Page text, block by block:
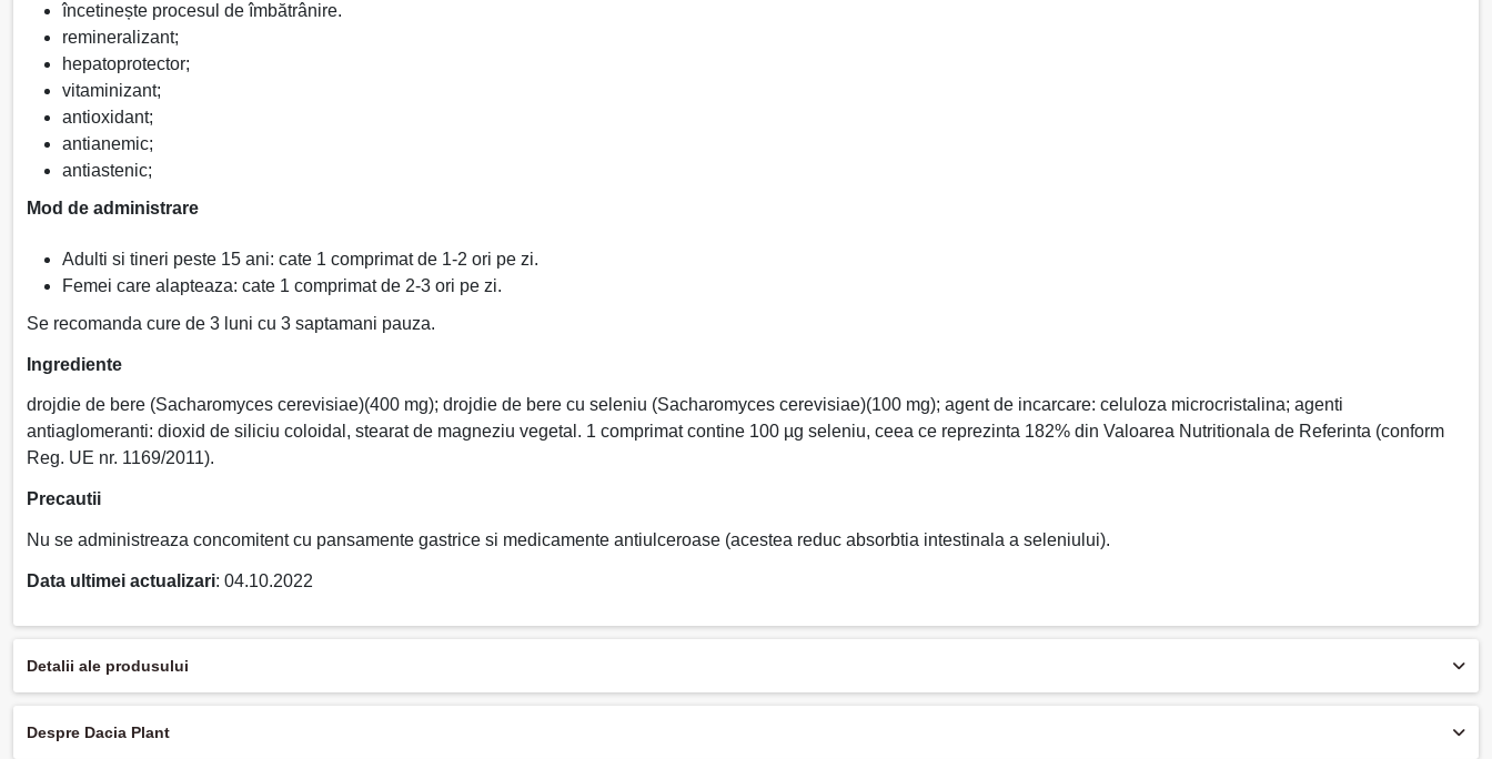
încetinește procesul de îmbătrânire.
remineralizant;
hepatoprotector;
vitaminizant;
antioxidant;
antianemic;
antiastenic;
Mod de administrare
Adulti si tineri peste 15 ani: cate 1 comprimat de 1-2 ori pe zi.
Femei care alapteaza: cate 1 comprimat de 2-3 ori pe zi.
Se recomanda cure de 3 luni cu 3 saptamani pauza.
Ingrediente
drojdie de bere (Sacharomyces cerevisiae)(400 mg); drojdie de bere cu seleniu (Sacharomyces cerevisiae)(100 mg); agent de incarcare: celuloza microcristalina; agenti
antiaglomeranti: dioxid de siliciu coloidal, stearat de magneziu vegetal. 1 comprimat contine 100 µg seleniu, ceea ce reprezinta 182% din Valoarea Nutritionala de Referinta (conform
Reg. UE nr. 1169/2011).
Precautii
Nu se administreaza concomitent cu pansamente gastrice si medicamente antiulceroase (acestea reduc absorbtia intestinala a seleniului).
Data ultimei actualizari: 04.10.2022
Detalii ale produsului
Despre Dacia Plant